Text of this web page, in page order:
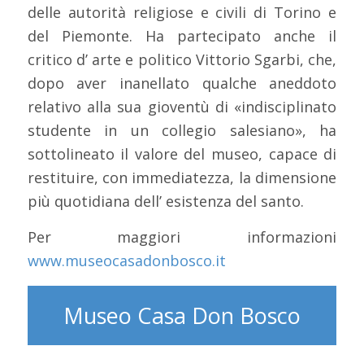
delle autorità religiose e civili di Torino e
del Piemonte. Ha partecipato anche il
critico d’ arte e politico Vittorio Sgarbi, che,
dopo aver inanellato qualche aneddoto
relativo alla sua gioventù di «indisciplinato
studente in un collegio salesiano», ha
sottolineato il valore del museo, capace di
restituire, con immediatezza, la dimensione
più quotidiana dell’ esistenza del santo.
Per maggiori informazioni
www.museocasadonbosco.it
Museo Casa Don Bosco